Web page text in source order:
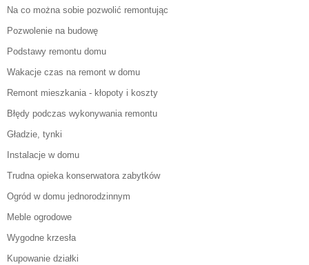
Na co można sobie pozwolić remontując
Pozwolenie na budowę
Podstawy remontu domu
Wakacje czas na remont w domu
Remont mieszkania - kłopoty i koszty
Błędy podczas wykonywania remontu
Gładzie, tynki
Instalacje w domu
Trudna opieka konserwatora zabytków
Ogród w domu jednorodzinnym
Meble ogrodowe
Wygodne krzesła
Kupowanie działki